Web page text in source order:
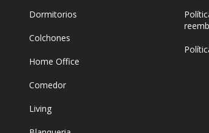
Dormitorios
Colchones
Home Office
Comedor
Living